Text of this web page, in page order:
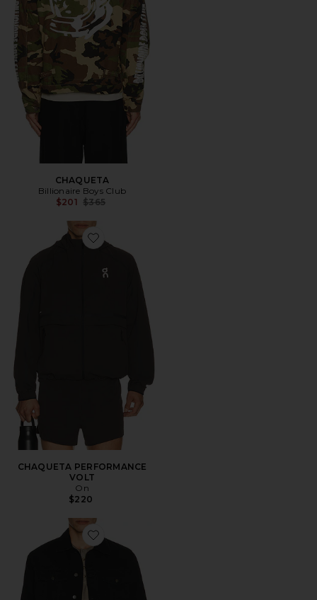
CHAQUETA
Billionaire Boys Club
$201 Previous price:
$365
Favorite CHAQUETA PERFORMANCE VOLT
CHAQUETA PERFORMANCE
VOLT
On
$220
Favorite CHAQUETA CLASSIC